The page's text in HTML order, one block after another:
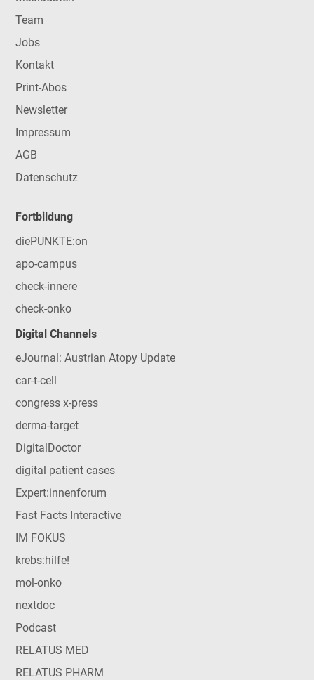
Team
Jobs
Kontakt
Print-Abos
Newsletter
Impressum
AGB
Datenschutz
Fortbildung
diePUNKTE:on
apo-campus
check-innere
check-onko
Digital Channels
eJournal: Austrian Atopy Update
car-t-cell
congress x-press
derma-target
DigitalDoctor
digital patient cases
Expert:innenforum
Fast Facts Interactive
IM FOKUS
krebs:hilfe!
mol-onko
nextdoc
Podcast
RELATUS MED
RELATUS PHARM